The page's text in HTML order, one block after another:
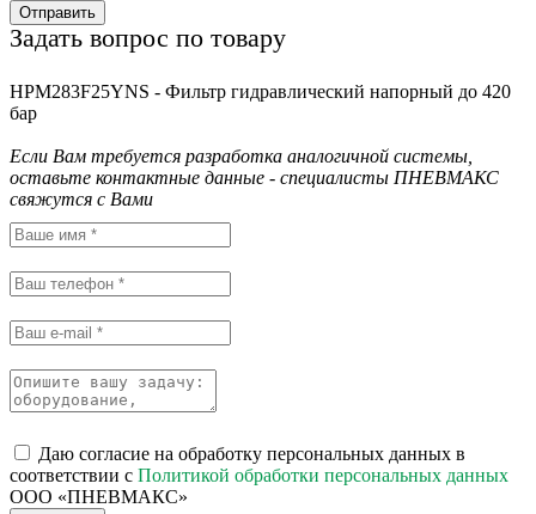
Отправить
Задать вопрос по товару
HPM283F25YNS - Фильтр гидравлический напорный до 420
бар
Если Вам требуется разработка аналогичной системы,
оставьте контактные данные - специалисты ПНЕВМАКС
свяжутся с Вами
Даю согласие на обработку персональных данных в
соответствии с Политикой обработки персональных данных
ООО «ПНЕВМАКС»